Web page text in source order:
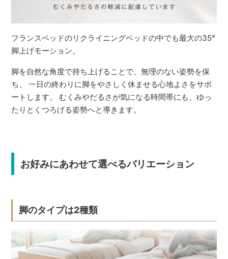
フランスベッドのリクライニングベッドの中でも最大の35°
脚上げモーション。
脚を自然な角度で持ち上げることで、無理のない姿勢を保
ち、 一日の終わりに脚をやさしく休ませる心地よさをサポ
ートします。 むくみやだるさが気になる時間帯にも、ゆっ
たりとくつろげる姿勢へと導きます。
お好みにあわせて選べるバリエーション
脚のタイプは2種類